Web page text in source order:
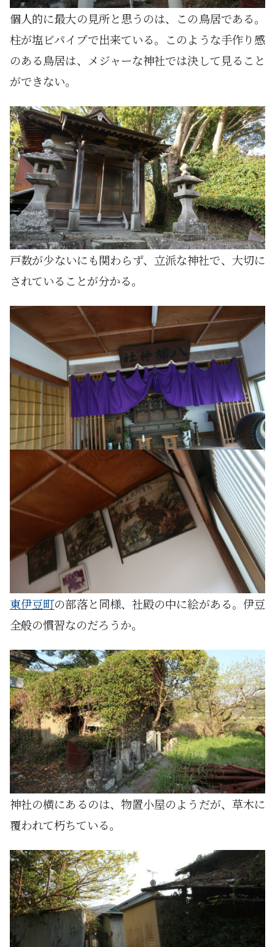
個人的に最大の見所と思うのは、この鳥居である。
柱が塩ビパイプで出来ている。このような手作り感
のある鳥居は、メジャーな神社では決して見ること
ができない。
戸数が少ないにも関わらず、立派な神社で、大切に
されていることが分かる。
東伊豆町の部落と同様、社殿の中に絵がある。伊豆
全般の慣習なのだろうか。
神社の横にあるのは、物置小屋のようだが、草木に
覆われて朽ちている。